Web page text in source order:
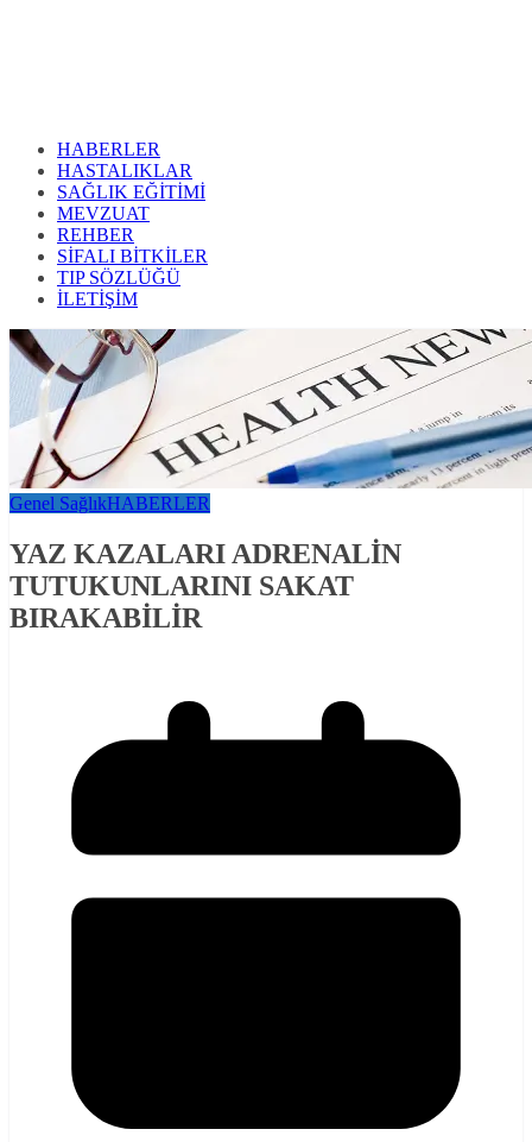
HABERLER
HASTALIKLAR
SAĞLIK EĞİTİMİ
MEVZUAT
REHBER
SİFALI BİTKİLER
TIP SÖZLÜĞÜ
İLETİŞİM
Genel SağlıkHABERLER
YAZ KAZALARI ADRENALİN
TUTUKUNLARINI SAKAT
BIRAKABİLİR